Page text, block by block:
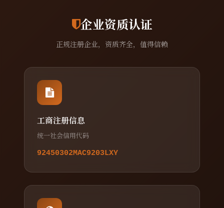
企业资质认证
正规注册企业，资质齐全，值得信赖
工商注册信息
统一社会信用代码
92450302MAC9203LXY